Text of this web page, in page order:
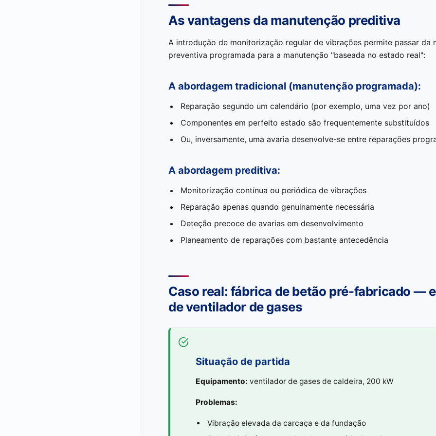
As vantagens da manutenção preditiva
A introdução de monitorização regular de vibrações permite passar da
preventiva programada para a manutenção "baseada no estado real":
A abordagem tradicional (manutenção programada):
Reparação segundo um calendário (por exemplo, uma vez por ano)
Componentes em perfeito estado são frequentemente substituídos
Ou, inversamente, uma avaria desenvolve-se entre reparações
A abordagem preditiva:
Monitorização contínua ou periódica de vibrações
Reparação apenas quando genuinamente necessária
Deteção precoce de avarias em desenvolvimento
Planeamento de reparações com bastante antecedência
Caso real: fábrica de betão pré-fabricado —
de ventilador de gases
Situação de partida
Equipamento: ventilador de gases de caldeira, 200 kW
Problemas:
Vibração elevada da carcaça e da fundação